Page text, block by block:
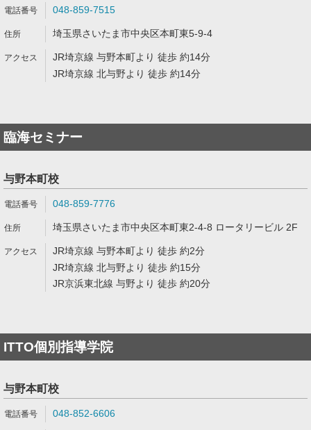
048-859-7515
埼玉県さいたま市中央区本町東5-9-4
JR埼京線 与野本町より 徒歩 約14分
JR埼京線 北与野より 徒歩 約14分
臨海セミナー
与野本町校
048-859-7776
埼玉県さいたま市中央区本町東2-4-8 ロータリービル 2F
JR埼京線 与野本町より 徒歩 約2分
JR埼京線 北与野より 徒歩 約15分
JR京浜東北線 与野より 徒歩 約20分
ITTO個別指導学院
与野本町校
048-852-6606